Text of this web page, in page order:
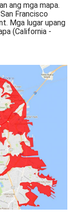
ang mga mapa.
Francisco
Mga lugar upang
(California -